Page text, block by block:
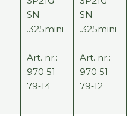
SN
.325mini
Art. nr.:
970 51
79‑14
SN
.325mini
Art. nr.:
970 51
79‑12